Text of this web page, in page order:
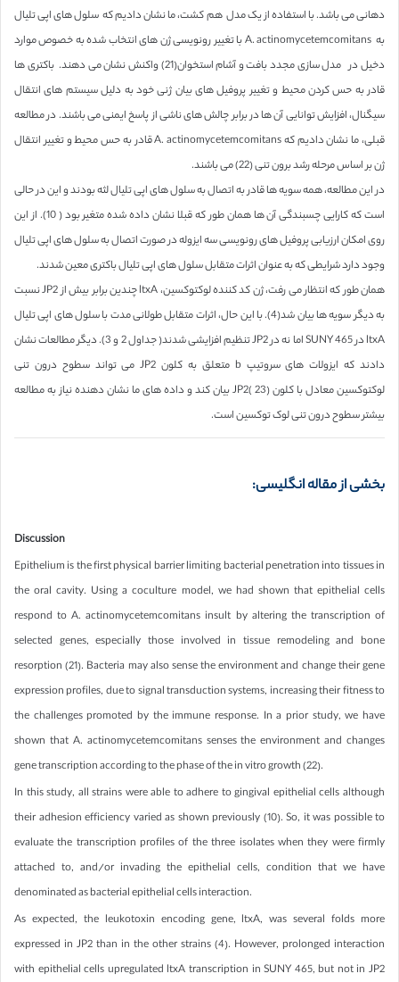
دهانی می باشد. با استفاده از یک مدل هم کشت، ما نشان دادیم که سلول های اپی تلیال
به A. actinomycetemcomitans با تغییر رونویسی ژن های انتخاب شده به خصوص موارد
دخیل در مدل سازی مجدد بافت و آشام استخوان(21) واکنش نشان می دهند. باکتری ها
قادر به حس کردن محیط و تغییر پروفیل های بیان ژنی خود به دلیل سیستم های انتقال
سیگنال، افزایش توانایی آن ها در برابر چالش های ناشی از پاسخ ایمنی می باشند. در مطالعه
قبلی، ما نشان دادیم که A. actinomycetemcomitans قادر به حس محیط و تغییر انتقال
ژن بر اساس مرحله رشد برون تنی (22) می باشند.
در این مطالعه، همه سویه ها قادر به اتصال به سلول های اپی تلیال لثه بودند و این در حالی
است که کارایی چسبندگی آن ها همان طور که قبلا نشان داده شده متغیر بود ( 10). از این
روی امکان ارزیابی پروفیل های رونویسی سه ایزوله در صورت اتصال به سلول های اپی تلیال
وجود دارد شرایطی که به عنوان اثرات متقابل سلول های اپی تلیال باکتری معین شدند.
همان طور که انتظار می رفت، ژن کد کننده لوکتوکسین، ltxA چندین برابر بیش از JP2 نسبت
به دیگر سویه ها بیان شد(4). با این حال، اثرات متقابل طولانی مدت با سلول های اپی تلیال
ltxA در SUNY 465 اما نه در JP2 تنظیم افزایشی شدند( جداول 2 و 3). دیگر مطالعات نشان
دادند که ایزولات های سروتیپ b متعلق به کلون JP2 می تواند سطوح درون تنی
لوکتوکسین معادل با کلون JP2( 23) بیان کند و داده های ما نشان دهنده نیاز به مطالعه
بیشتر سطوح درون تنی لوک توکسین است.
بخشی از مقاله انگلیسی:
Discussion
Epithelium is the first physical barrier limiting bacterial penetration into tissues in
the oral cavity. Using a coculture model, we had shown that epithelial cells
respond to A. actinomycetemcomitans insult by altering the transcription of
selected genes, especially those involved in tissue remodeling and bone
resorption (21). Bacteria may also sense the environment and change their gene
expression profiles, due to signal transduction systems, increasing their fitness to
the challenges promoted by the immune response. In a prior study, we have
shown that A. actinomycetemcomitans senses the environment and changes
gene transcription according to the phase of the in vitro growth (22).
In this study, all strains were able to adhere to gingival epithelial cells although
their adhesion efficiency varied as shown previously (10). So, it was possible to
evaluate the transcription profiles of the three isolates when they were firmly
attached to, and/or invading the epithelial cells, condition that we have
denominated as bacterial epithelial cells interaction.
As expected, the leukotoxin encoding gene, ltxA, was several folds more
expressed in JP2 than in the other strains (4). However, prolonged interaction
with epithelial cells upregulated ltxA transcription in SUNY 465, but not in JP2